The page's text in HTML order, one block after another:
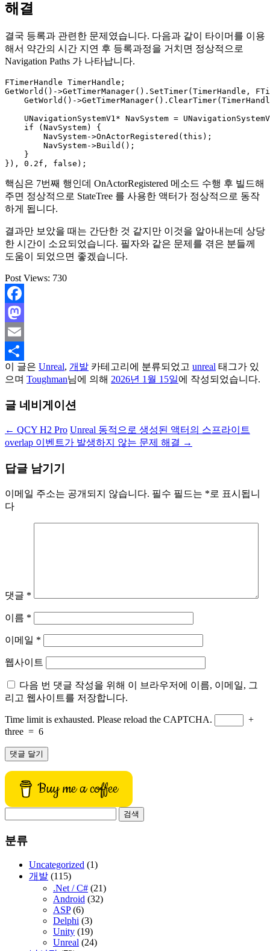
해결
결국 등록과 관련한 문제였습니다. 다음과 같이 타이머를 이용
해서 약간의 시간 지연 후 등록과정을 거치면 정상적으로
Navigation Paths 가 나타납니다.
FTimerHandle TimerHandle;
GetWorld()->GetTimerManager().SetTimer(TimerHandle,
GetWorld()-
UNavigationSystemV1* NavSystem =
    if (NavSystem) {
        NavSystem->OnActorRegistered(this);
        NavSystem->Build();
    }
핵심은 7번째 행인데 OnActorRegistered 메소드 수행 후 빌드해
주면 정상적으로 StateTree 를 사용한 액터가 정상적으로 동작
하게 됩니다.
결과만 보았을 때는 간단한 것 같지만 이것을 알아내는데 상당
한 시간이 소요되었습니다. 필자와 같은 문제를 겪은 분들께
도움이 되었으면 좋겠습니다.
Post Views: 730
Facebook
Mastodon
Email
Share
이 글은 Unreal, 개발 카테고리에 분류되었고 unreal 태그가 있
으며 Toughman님에 의해 2026년 1월 15일에 작성되었습니다.
글 네비게이션
← QCY H2 Pro Unreal 동적으로 생성된 액터의 스프라이트
overlap 이벤트가 발생하지 않는 문제 해결 →
답글 남기기
이메일 주소는 공개되지 않습니다. 필수 필드는 *로 표시됩니
다
댓글 *
이름 *
이메일 *
웹사이트
다음 번 댓글 작성을 위해 이 브라우저에 이름, 이메일, 그
리고 웹사이트를 저장합니다.
Time limit is exhausted. Please reload the CAPTCHA.
+
three = 6
Buy me a coffee
분류
Uncategorized (1)
개발 (115)
.Net / C# (21)
Android (32)
ASP(6)
Delphi (3)
Unity (19)
Unreal (24)